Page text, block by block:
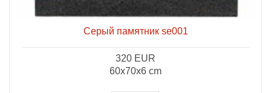
Серый памятник se001
320 EUR
60x70x6 cm